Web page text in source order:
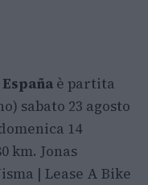
è partita
sabato 23 agosto
14
km. Jonas
| Lease A Bike